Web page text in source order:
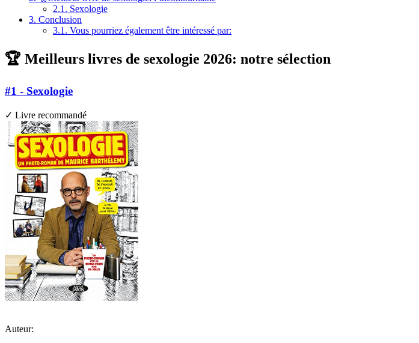
2.1. Sexologie
3. Conclusion
3.1. Vous pourriez également être intéressé par:
🏆 Meilleurs livres de sexologie 2026: notre sélection
#1 - Sexologie
✓ Livre recommandé
Auteur: